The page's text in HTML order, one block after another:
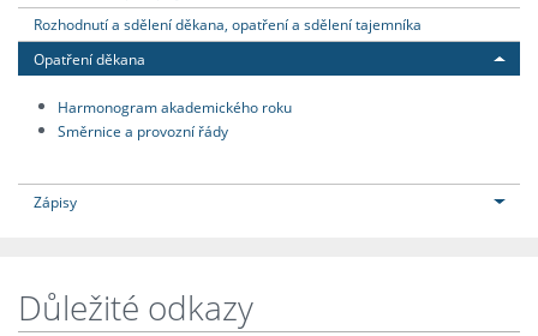
Rozhodnutí a sdělení děkana, opatření a sdělení tajemníka
Opatření děkana
Harmonogram akademického roku
Směrnice a provozní řády
Zápisy
Důležité odkazy